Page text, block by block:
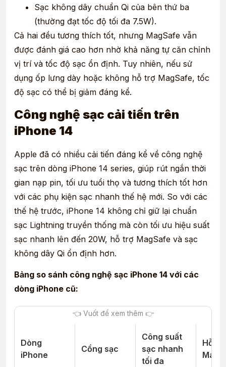
Sạc không dây chuẩn Qi của bên thứ ba
(thường đạt tốc độ tối đa 7.5W).
Cả hai đều tương thích tốt, nhưng MagSafe vẫn
được đánh giá cao hơn nhờ khả năng tự căn chỉnh
vị trí và tốc độ sạc ổn định. Tuy nhiên, nếu sử
dụng ốp lưng dày hoặc không hỗ trợ MagSafe, tốc
độ sạc có thể bị giảm đáng kể.
Công nghệ sạc cải tiến trên
iPhone 14
Apple đã có nhiều cải tiến đáng kể về công nghệ
sạc trên dòng iPhone 14 series, giúp rút ngắn thời
gian nạp pin, tối ưu tuổi thọ và tương thích tốt hơn
với các phụ kiện sạc nhanh thế hệ mới. So với các
thế hệ trước, iPhone 14 không chỉ giữ lại chuẩn
sạc Lightning truyền thống mà còn tối ưu hiệu suất
sạc nhanh lên đến 20W, hỗ trợ MagSafe và sạc
không dây Qi ổn định hơn.
Bảng so sánh công nghệ sạc iPhone 14 với các
dòng iPhone cũ:
Dòng
iPhone
Cổng sạc
Công suất
sạc nhanh
tối đa
Hỗ